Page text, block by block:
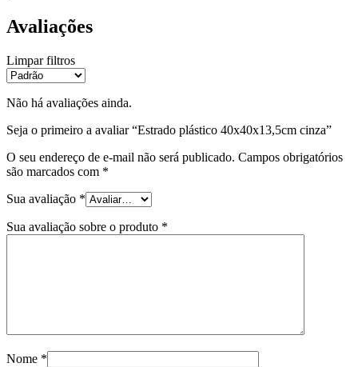
Avaliações
Limpar filtros
Não há avaliações ainda.
Seja o primeiro a avaliar “Estrado plástico 40x40x13,5cm cinza”
O seu endereço de e-mail não será publicado. Campos obrigatórios
são marcados com *
Sua avaliação *
Sua avaliação sobre o produto *
Nome *